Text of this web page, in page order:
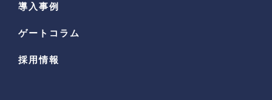
導入事例
ゲートコラム
採用情報